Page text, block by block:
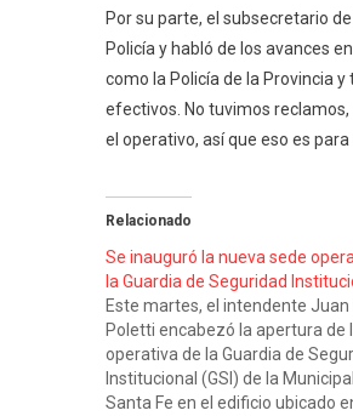
Por su parte, el subsecretario
Policía y habló de los avances
como la Policía de la Provincia
efectivos. No tuvimos
el operativo, así que eso es
Relacionado
Se inauguró la nueva sede
la Guardia de Seguridad
Este martes, el intendente Juan
Poletti encabezó la apertura de
operativa de la Guardia de
Institucional (GSI) de la
Santa Fe en el edificio ubicado